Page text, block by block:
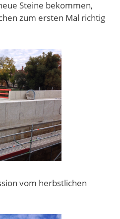
Steine bekommen,
zum ersten Mal richtig
vom herbstlichen